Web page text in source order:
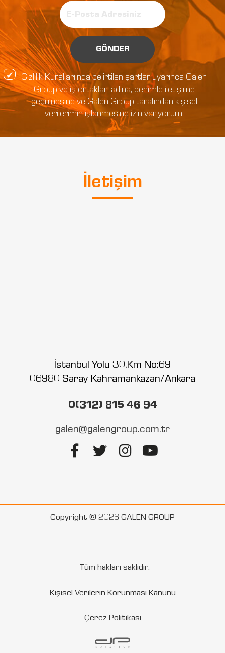
GÖNDER
Gizlilik Kuralları’nda belirtilen şartlar uyarınca Galen
Group ve iş ortakları adına, benimle iletişime
geçilmesine ve Galen Group tarafından kişisel
verilerimin işlenmesine izin veriyorum.
İletişim
İstanbul Yolu 30.Km No:69
06980 Saray Kahramankazan/Ankara
0(312) 815 46 94
galen@galengroup.com.tr
Copyright © 2026 GALEN GROUP
Tüm hakları saklıdır.
Kişisel Verilerin Korunması Kanunu
Çerez Politikası